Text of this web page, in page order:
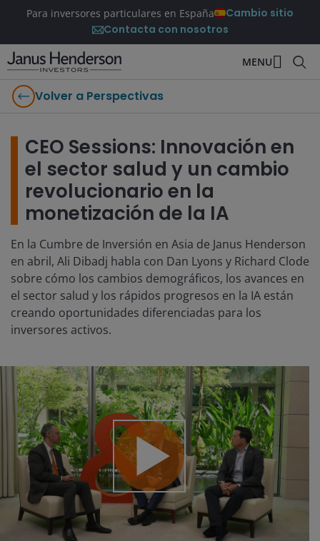
Para inversores particulares en España
Cambio sitio
Contacta con nosotros
MENU
Volver a Perspectivas
CEO Sessions: Innovación en
el sector salud y un cambio
revolucionario en la
monetización de la IA
En la Cumbre de Inversión en Asia de Janus Henderson
en abril, Ali Dibadj habla con Dan Lyons y Richard Clode
sobre cómo los cambios demográficos, los avances en
el sector salud y los rápidos progresos en la IA están
creando oportunidades diferenciadas para los
inversores activos.
Reproducir